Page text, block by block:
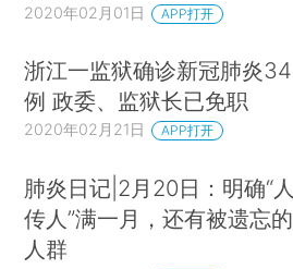
2020年02月01日 APP打开
浙江一监狱确诊新冠肺炎34
例 政委、监狱长已免职
2020年02月21日 APP打开
肺炎日记|2月20日：明确“人
传人”满一月，还有被遗忘的
人群